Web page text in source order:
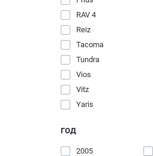
RAV 4
Reiz
Tacoma
Tundra
Vios
Vitz
Yaris
ГОД
2005